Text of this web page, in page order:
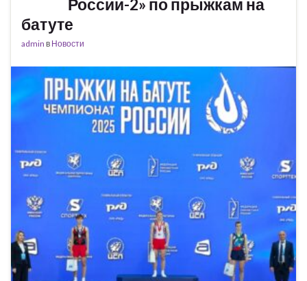
России-2» по прыжкам на
батуте
admin в Новости